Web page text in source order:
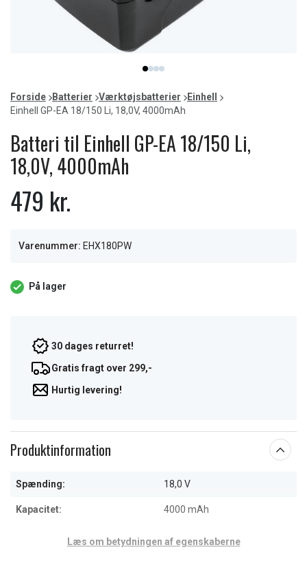
item
0
item
1
item
2
item
3
of
4
Forside Batterier Værktøjsbatterier
Einhell
Einhell GP-EA 18/150 Li, 18,0V, 4000mAh
Batteri til Einhell GP-EA 18/150 Li,
18,0V, 4000mAh
479 kr.
Varenummer: EHX180PW
På lager
30 dages returret!
Gratis fragt over 299,-
Hurtig levering!
Produktinformation
Spænding: 18,0 V
Kapacitet: 4000 mAh
Læs om betydningen af egenskaberne